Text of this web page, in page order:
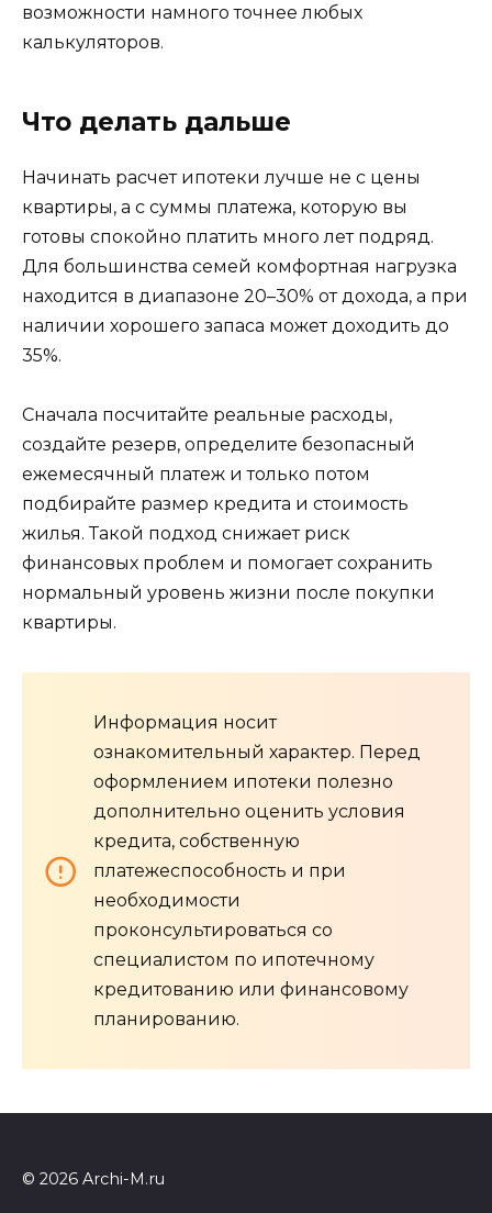
возможности намного точнее любых
калькуляторов.
Что делать дальше
Начинать расчет ипотеки лучше не с цены
квартиры, а с суммы платежа, которую вы
готовы спокойно платить много лет подряд.
Для большинства семей комфортная нагрузка
находится в диапазоне 20–30% от дохода, а при
наличии хорошего запаса может доходить до
35%.
Сначала посчитайте реальные расходы,
создайте резерв, определите безопасный
ежемесячный платеж и только потом
подбирайте размер кредита и стоимость
жилья. Такой подход снижает риск
финансовых проблем и помогает сохранить
нормальный уровень жизни после покупки
квартиры.
Информация носит
ознакомительный характер. Перед
оформлением ипотеки полезно
дополнительно оценить условия
кредита, собственную
платежеспособность и при
необходимости
проконсультироваться со
специалистом по ипотечному
кредитованию или финансовому
планированию.
© 2026 Archi-M.ru